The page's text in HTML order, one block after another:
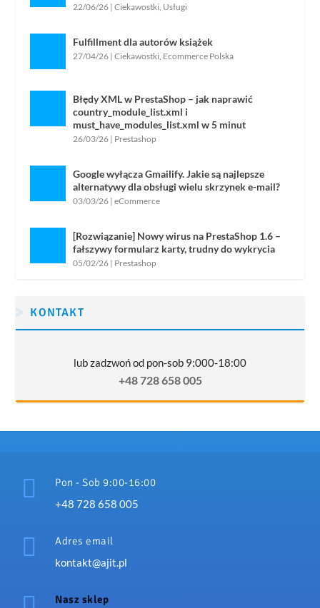
22/06/26 |Ciekawostki, Usługi
Fulfillment dla autorów książek
27/04/26 |Ciekawostki, Ecommerce Polska
Błędy XML w PrestaShop – jak naprawić
country_module_list.xml i
must_have_modules_list.xml w 5 minut
26/03/26 | Prestashop
Google wyłącza Gmailify. Jakie są najlepsze
alternatywy dla obsługi wielu skrzynek e-mail?
03/03/26 |eCommerce
[Rozwiązanie] Nowy wirus na PrestaShop 1.6 –
fałszywy formularz karty, trudny do wykrycia
05/02/26 | Prestashop
KONTAKT
lub zadzwoń od pon-sob 9:000-18:00
+48 728 658 005

Pon - Sob 9:00-16:00
+48 728 658 005

Adres email
kontakt@ajit.pl
Nasz sklep